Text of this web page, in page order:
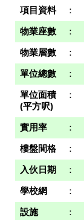
項目資料 ：
物業座數 ：
物業層數 ：
單位總數 ：
單位面積
(平方呎)
：
實用率 ：
樓盤間格 ：
入伙日期 ：
學校網 ：
設施 ：